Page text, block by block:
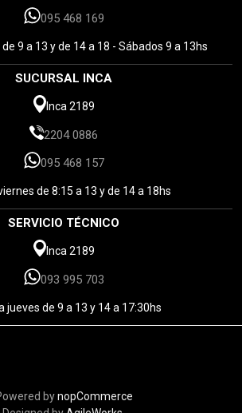
095 468 169
9 a 13 y de 14 a 18 - Sábados 9 a 13hs
SUCURSAL INCA
Inca 2189
2204 0886
095 468 157
de 8:15 a 13 y de 14 a 18hs
SERVICIO TÉCNICO
Inca 2189
093 995 703
jueves de 9 a 13 y 14 a 17:30hs
bynopCommerce